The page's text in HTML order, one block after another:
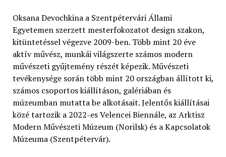
Oksana Devochkina a Szentpétervári Állami
Egyetemen szerzett mesterfokozatot design szakon,
kitüntetéssel végezve 2009-ben. Több mint 20 éve
aktív művész, munkái világszerte számos modern
művészeti gyűjtemény részét képezik. Művészeti
tevékenysége során több mint 20 országban állított ki,
számos csoportos kiállításon, galériában és
múzeumban mutatta be alkotásait. Jelentős kiállításai
közé tartozik a 2022-es Velencei Biennále, az Arktisz
Modern Művészeti Múzeum (Norilsk) és a Kapcsolatok
Múzeuma (Szentpétervár).